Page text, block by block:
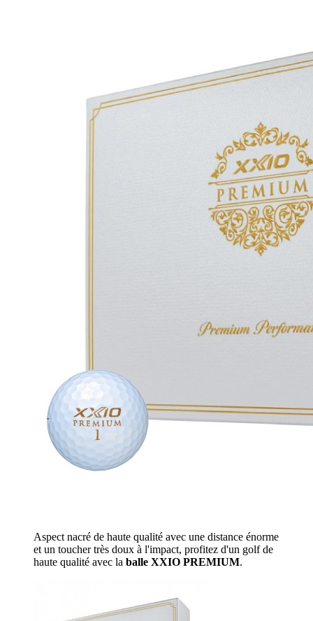
Aspect nacré de haute qualité avec une distance énorme
et un toucher très doux à l'impact, profitez d'un golf de
haute qualité avec la balle XXIO PREMIUM.